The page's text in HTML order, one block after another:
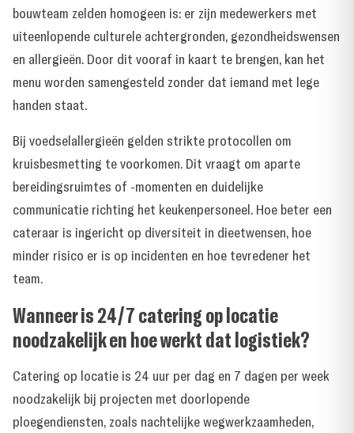
bouwteam zelden homogeen is: er zijn medewerkers met
uiteenlopende culturele achtergronden, gezondheidswensen
en allergieën. Door dit vooraf in kaart te brengen, kan het
menu worden samengesteld zonder dat iemand met lege
handen staat.
Bij voedselallergieën gelden strikte protocollen om
kruisbesmetting te voorkomen. Dit vraagt om aparte
bereidingsruimtes of -momenten en duidelijke
communicatie richting het keukenpersoneel. Hoe beter een
cateraar is ingericht op diversiteit in dieetwensen, hoe
minder risico er is op incidenten en hoe tevredener het
team.
Wanneer is 24/7 catering op locatie
noodzakelijk en hoe werkt dat logistiek?
Catering op locatie is 24 uur per dag en 7 dagen per week
noodzakelijk bij projecten met doorlopende
ploegendiensten, zoals nachtelijke wegwerkzaamheden,